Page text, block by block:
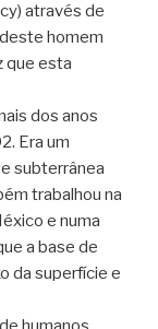
através de
homem
que esta
dos anos
Era um
subterrânea
trabalhou na
e numa
a base de
da superfície e